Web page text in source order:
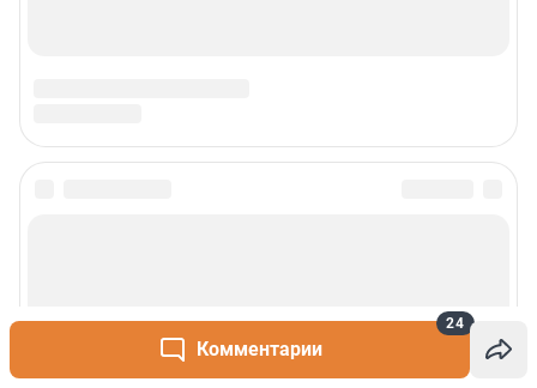
Комментарии
24